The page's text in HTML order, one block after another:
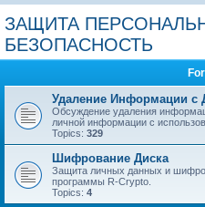
ЗАЩИТА
БЕЗОПАСНОСТЬ
Удаление Информации с
Обсуждение удаления
личной информации с
Topics: 329
Шифрование Диска
Защита личных данных и
программы R-Crypto.
Topics: 4